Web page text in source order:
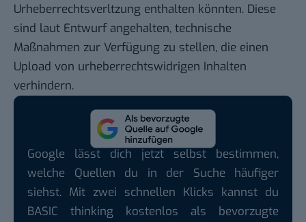
Urheberrechtsverltzung enthalten könnten. Diese
sind laut Entwurf angehalten, technische
Maßnahmen zur Verfügung zu stellen, die einen
Upload von urheberrechtswidrigen Inhalten
verhindern.
Google lässt dich jetzt selbst bestimmen,
welche Quellen du in der Suche häufiger
siehst. Mit zwei schnellen Klicks kannst du
BASIC thinking kostenlos als bevorzugte